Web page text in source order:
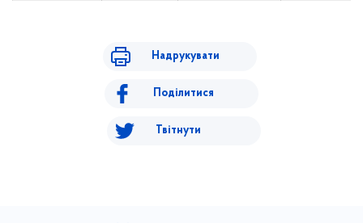
Надрукувати
Поділитися
Твітнути